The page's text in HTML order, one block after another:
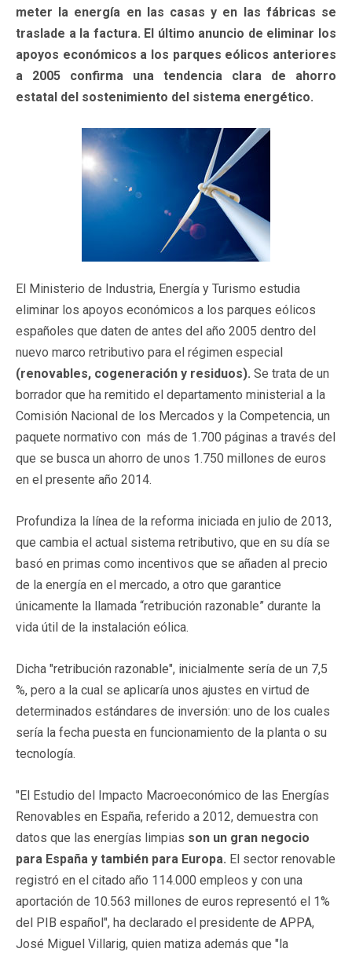
meter la energía en las casas y en las fábricas se
traslade a la factura. El último anuncio de eliminar los
apoyos económicos a los parques eólicos anteriores
a 2005 confirma una tendencia clara de ahorro
estatal del sostenimiento del sistema energético.
El Ministerio de Industria, Energía y Turismo estudia
eliminar los apoyos económicos a los parques eólicos
españoles que daten de antes del año 2005 dentro del
nuevo marco retributivo para el régimen especial
(renovables, cogeneración y residuos). Se trata de un
borrador que ha remitido el departamento ministerial a la
Comisión Nacional de los Mercados y la Competencia, un
paquete normativo con más de 1.700 páginas a través del
que se busca un ahorro de unos 1.750 millones de euros
en el presente año 2014.
Profundiza la línea de la reforma iniciada en julio de 2013,
que cambia el actual sistema retributivo, que en su día se
basó en primas como incentivos que se añaden al precio
de la energía en el mercado, a otro que garantice
únicamente la llamada “retribución razonable” durante la
vida útil de la instalación eólica.
Dicha "retribución razonable", inicialmente sería de un 7,5
%, pero a la cual se aplicaría unos ajustes en virtud de
determinados estándares de inversión: uno de los cuales
sería la fecha puesta en funcionamiento de la planta o su
tecnología.
"El Estudio del Impacto Macroeconómico de las Energías
Renovables en España, referido a 2012, demuestra con
datos que las energías limpias son un gran negocio
para España y también para Europa. El sector renovable
registró en el citado año 114.000 empleos y con una
aportación de 10.563 millones de euros representó el 1%
del PIB español", ha declarado el presidente de APPA,
José Miguel Villarig, quien matiza además que "la